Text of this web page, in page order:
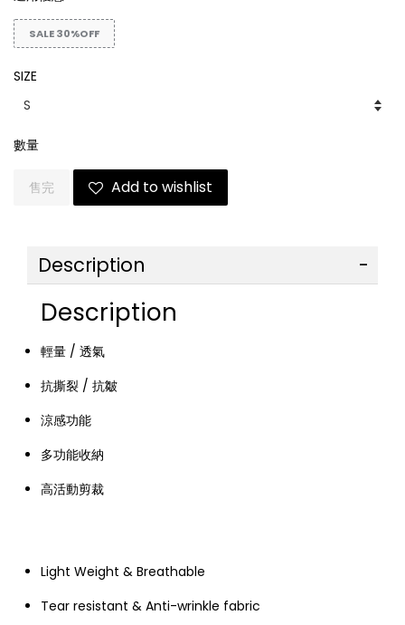
SALE 30%OFF
SIZE
數量
售完 Add to wishlist
Description
Description
輕量 / 透氣
抗撕裂 / 抗皺
涼感功能
多功能收納
高活動剪裁
Light Weight & Breathable
Tear resistant & Anti-wrinkle fabric